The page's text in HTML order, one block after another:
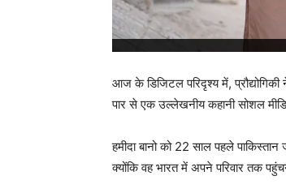
आज के डिजिटल परिदृश्य में,
पार से एक उल्लेखनीय कहानी सोशल
हमीदा बानो को 22 साल पहले
क्योंकि वह भारत में अपने परिवार तक